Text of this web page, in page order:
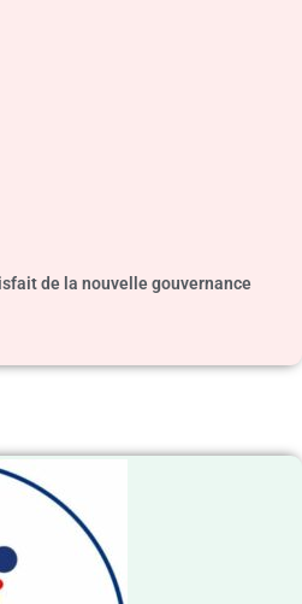
de la nouvelle gouvernance